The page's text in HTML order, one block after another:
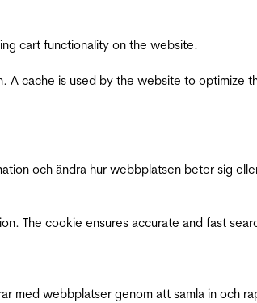
cart functionality on the website.
A cache is used by the website to
och ändra hur webbplatsen beter sig
The cookie ensures accurate and fast
med webbplatser genom att samla in och